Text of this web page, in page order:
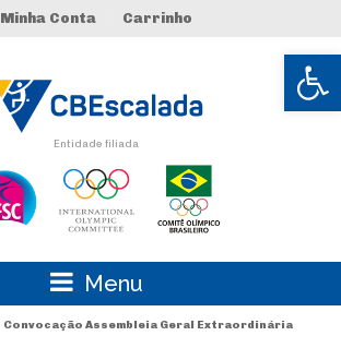
Abrir
Minha Conta Carrinho
Entidade filiada
Menu
Convocação Assembleia Geral Extraordinária